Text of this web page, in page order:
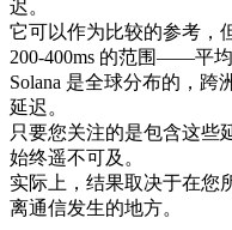
迟。
它可以作为比较的参考
200-400ms 的范围——平
Solana 是全球分布的，
延迟。
只要您关注的是包含这些
始终遥不可及。
实际上，结果取决于在
离通信发生的地方。